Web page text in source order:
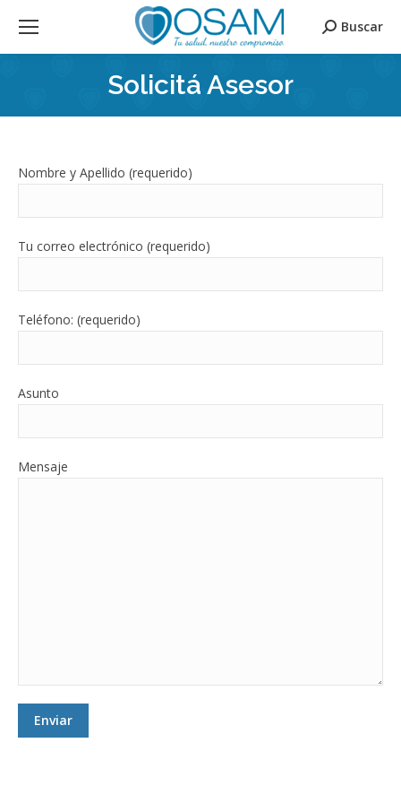
Search:Buscar
Solicitá Asesor
Nombre y Apellido (requerido)
Tu correo electrónico (requerido)
Teléfono: (requerido)
Asunto
Mensaje